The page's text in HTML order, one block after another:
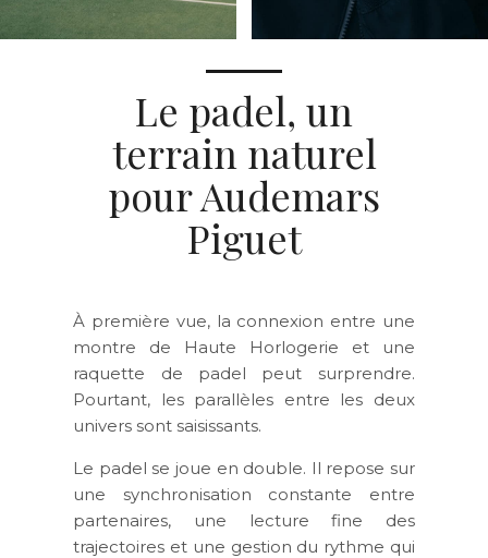
Le padel, un
terrain naturel
pour Audemars
Piguet
À première vue, la connexion entre une
montre de Haute Horlogerie et une
raquette de padel peut surprendre.
Pourtant, les parallèles entre les deux
univers sont saisissants.
Le padel se joue en double. Il repose sur
une synchronisation constante entre
partenaires, une lecture fine des
trajectoires et une gestion du rythme qui